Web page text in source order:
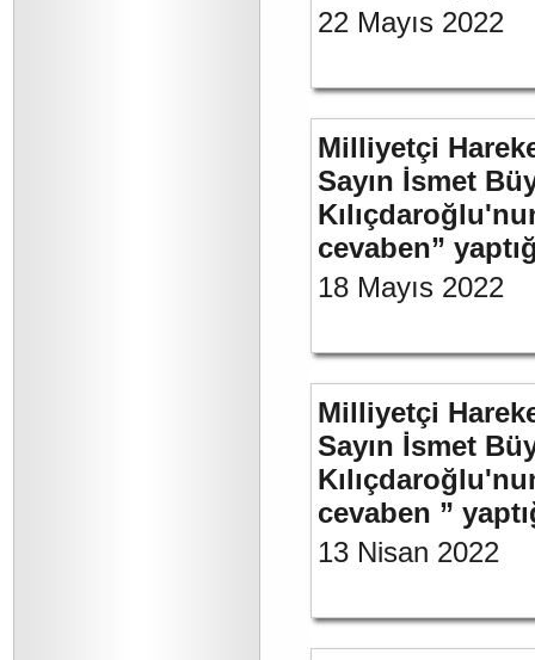
22 Mayıs 2022
Milliyetçi
Sayın İsmet
cevaben”
18 Mayıs 2022
Milliyetçi
Sayın İsmet
cevaben ”
13 Nisan 2022